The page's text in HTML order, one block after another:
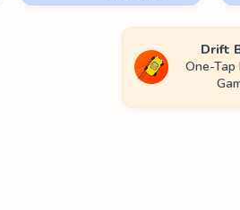
Drift
One-Tap